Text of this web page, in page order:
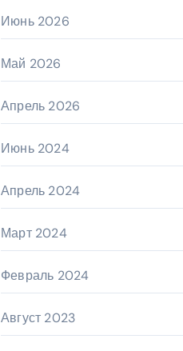
Июнь 2026
Май 2026
Апрель 2026
Июнь 2024
Апрель 2024
Март 2024
Февраль 2024
Август 2023